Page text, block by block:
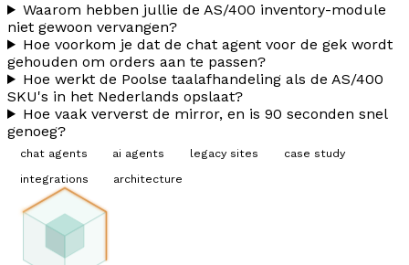
Waarom hebben jullie de AS/400 inventory-module
niet gewoon vervangen?
Hoe voorkom je dat de chat agent voor de gek wordt
gehouden om orders aan te passen?
Hoe werkt de Poolse taalafhandeling als de AS/400
SKU's in het Nederlands opslaat?
Hoe vaak ververst de mirror, en is 90 seconden snel
genoeg?
chat agents ai agents legacy sites
case study
integrations
architecture